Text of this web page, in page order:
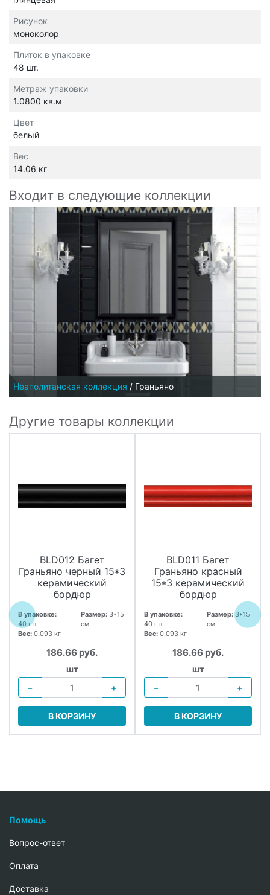
Рисунок
моноколор
Плиток в упаковке
48 шт.
Метраж упаковки
1.0800 кв.м
Цвет
белый
Вес
14.06 кг
Входит в следующие коллекции
Неаполитанская коллекция / Граньяно
Другие товары коллекции
BLD012 Багет
Граньяно черный 15*3
керамический
бордюр
В упаковке:
40 шт
Размер: 3*15
см
Вес: 0.093 кг
186.66 руб.
шт
−
+
В КОРЗИНУ
BLD011 Багет
Граньяно красный
15*3 керамический
бордюр
В упаковке:
40 шт
Размер:3*15
см
Вес: 0.093 кг
186.66 руб.
шт
−
+
В КОРЗИНУ
Помощь
Вопрос-ответ
Oплата
Доставка